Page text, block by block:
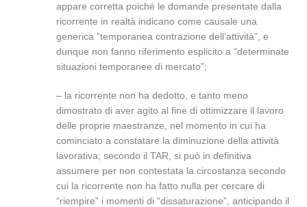
appare corretta poiché le domande presentate dalla
ricorrente in realtà indicano come causale una
generica “temporanea contrazione dell’attività”, e
dunque non fanno riferimento esplicito a “determinate
situazioni temporanee di mercato”;
– la ricorrente non ha dedotto, e tanto meno
dimostrato di aver agito al fine di ottimizzare il lavoro
delle proprie maestranze, nel momento in cui ha
cominciato a constatare la diminuzione della attività
lavorativa; secondo il TAR, si può in definitiva
assumere per non contestata la circostanza secondo
cui la ricorrente non ha fatto nulla per cercare di
“riempire” i momenti di “dissaturazione”, anticipando il